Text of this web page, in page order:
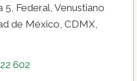
5, Federal, Venustiano
de México, CDMX,
602